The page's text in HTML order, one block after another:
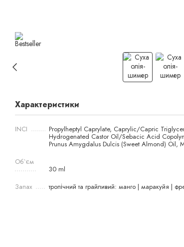
Характеристики
INCI Propylheptyl Caprylate, Caprylic/Capric
Hydrogenated Castor Oil/Sebacic Acid
Prunus Amygdalus Dulcis (Sweet Almond) Oil,
Об`єм
30 ml
Запах
тропічний та грайливий: манго | маракуйя |